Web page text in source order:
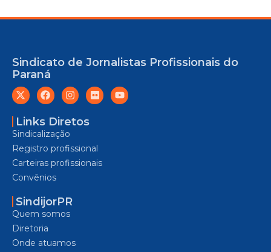
Sindicato de Jornalistas Profissionais do
Paraná
Links Diretos
Sindicalização
Registro profissional
Carteiras profissionais
Convênios
SindijorPR
Quem somos
Diretoria
Onde atuamos